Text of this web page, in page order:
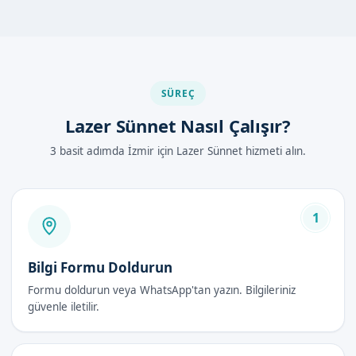
Sünnet işlemi öncesi, uzman doktorumuz ve ekibimizle birlikte
çocuğunuzun sağlık durumu değerlendirilir. Daha sonra, lokal
anestezi altında lazer sünnet işlemi yapılır.
Daha az ağrı
Daha az kanama riski
Güvenli ve hijyenik ortam
Lazer Sünnet Fiyatları 2026
SÜREÇ
Lazer Sünnet Nasıl Çalışır?
3 basit adımda İzmir için Lazer Sünnet hizmeti alın.
1
Bilgi Formu Doldurun
Formu doldurun veya WhatsApp'tan yazın. Bilgileriniz
güvenle iletilir.